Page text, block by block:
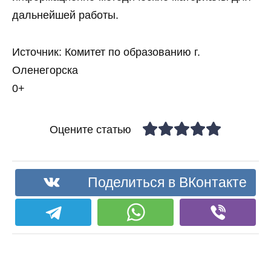
дальнейшей работы.
Источник: Комитет по образованию г.
Оленегорска
0+
Оцените статью
Поделиться в ВКонтакте